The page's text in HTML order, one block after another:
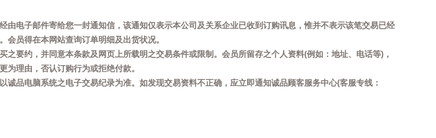
由电子邮件寄给您一封通知信，该通知仅表示本公司及关系企业已收到订购讯息，惟并不表示该笔交易已经
会员得在本网站查询订单明细及出货状况。
之要约，并同意本条款及网页上所载明之交易条件或限制。会员所留存之个人资料(例如：地址、电话等)，
为理由，否认订购行为或拒绝付款。
诚品电脑系统之电子交易纪录为准。如发现交易资料不正确，应立即通知诚品顾客服务中心(客服专线：